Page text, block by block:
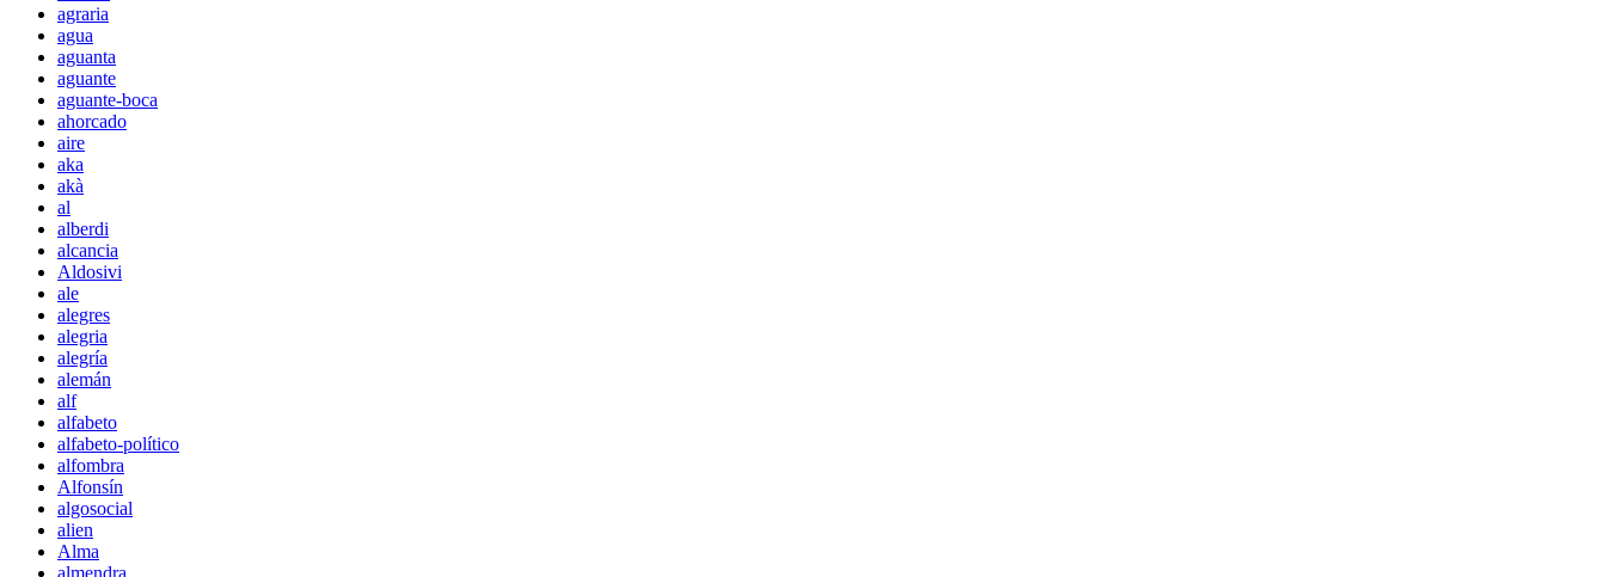
agraria
agua
aguanta
aguante
aguante-boca
ahorcado
aire
aka
akà
al
alberdi
alcancia
Aldosivi
ale
alegres
alegria
alegría
alemán
alf
alfabeto
alfabeto-político
alfombra
Alfonsín
algosocial
alien
Alma